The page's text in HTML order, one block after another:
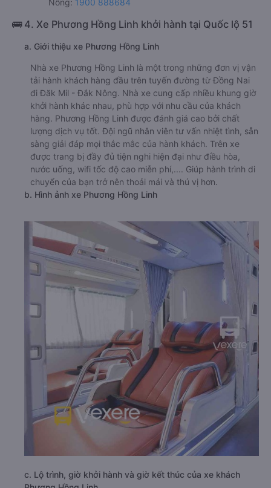
Nông: 1900 888684
🚌 4. Xe Phương Hồng Linh khởi hành tại Quốc lộ 51
a. Giới thiệu xe Phương Hồng Linh
Nhà xe Phương Hồng Linh là một trong những đơn vị vận
tải hành khách hàng đầu trên tuyến đường từ Đồng Nai
đi Đăk Mil - Đắk Nông. Nhà xe cung cấp nhiều khung giờ
khởi hành khác nhau, phù hợp với nhu cầu của khách
hàng. Phương Hồng Linh được đánh giá cao bởi chất
lượng dịch vụ tốt. Đội ngũ nhân viên tư vấn nhiệt tình, sẵn
sàng giải đáp mọi thắc mắc của hành khách. Trên xe
được trang bị đầy đủ tiện nghi hiện đại như điều hòa,
nước uống, wifi tốc độ cao miễn phí,.... Giúp hành trình di
chuyển của bạn trở nên thoải mái và thú vị hơn.
b. Hình ảnh xe Phương Hồng Linh
c. Lộ trình, giờ khởi hành và giờ kết thúc của xe khách